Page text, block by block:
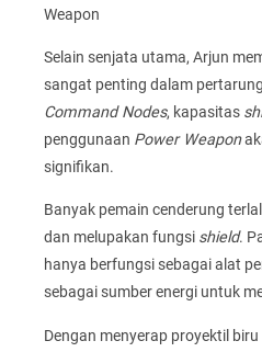
Weapon
Selain senjata utama, Arjun
sangat penting dalam
Command Nodes, kapasitas
penggunaan Power Weapon
signifikan.
Banyak pemain cenderung
dan melupakan fungsi shield.
hanya berfungsi sebagai alat
sebagai sumber energi untuk
Dengan menyerap proyektil